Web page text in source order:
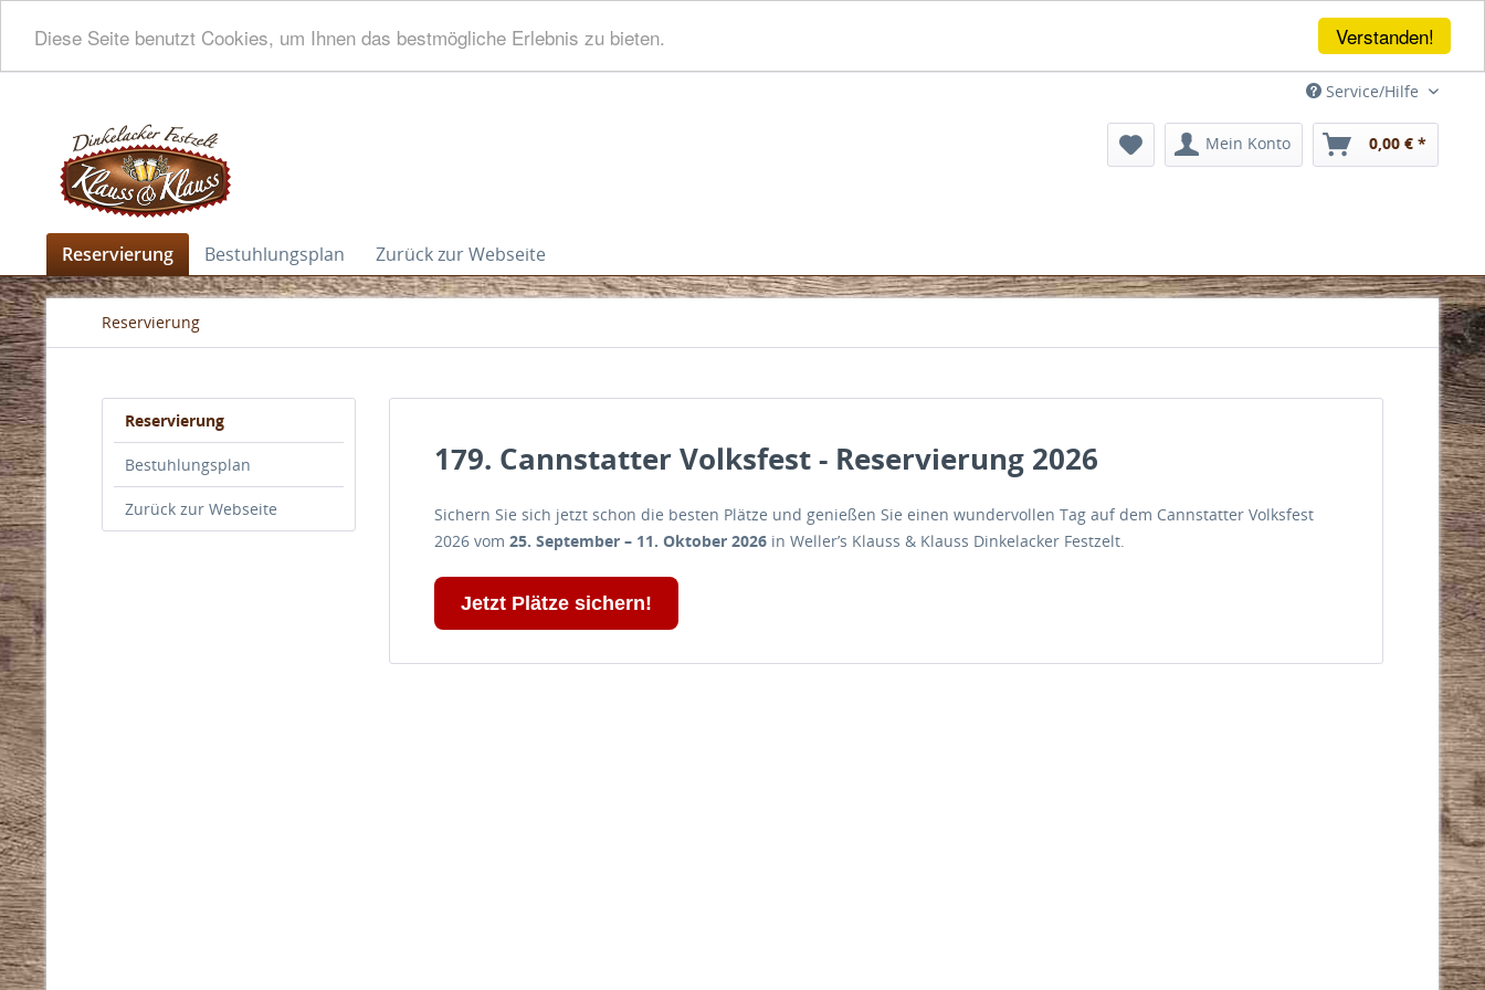
Verstanden!
Diese Seite benutzt Cookies, um Ihnen das bestmögliche Erlebnis zu bieten.
Service/Hilfe
Mein Konto 0,00 € *
Reservierung Bestuhlungsplan Zurück zur Webseite
Reservierung
Reservierung
Bestuhlungsplan
Zurück zur Webseite
179. Cannstatter Volksfest - Reservierung 2026
Sichern Sie sich jetzt schon die besten Plätze und genießen Sie einen wundervollen Tag auf dem Cannstatter Volksfest
2026 vom 25. September – 11. Oktober 2026 in Weller’s Klauss & Klauss Dinkelacker Festzelt.
Jetzt Plätze sichern!